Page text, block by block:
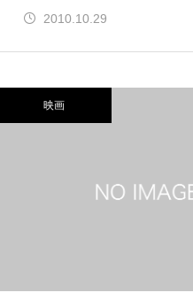
か。
2010.10.29
映画